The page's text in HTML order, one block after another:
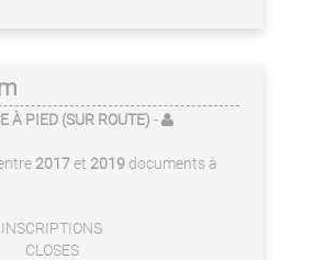
À PIED (SUR ROUTE) -
2017et 2019 documents à
INSCRIPTIONS
CLOSES